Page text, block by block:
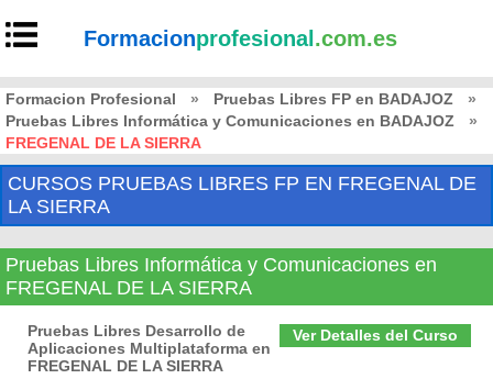
Formacionprofesional .com.es
Formacion Profesional » Pruebas Libres FP en BADAJOZ
»
Pruebas Libres Informática y Comunicaciones en BADAJOZ
»
FREGENAL DE LA SIERRA
CURSOS PRUEBAS LIBRES FP EN FREGENAL DE
LA SIERRA
Pruebas Libres Informática y Comunicaciones en
FREGENAL DE LA SIERRA
Ver Detalles del Curso
Pruebas Libres Desarrollo de
Aplicaciones Multiplataforma en
FREGENAL DE LA SIERRA